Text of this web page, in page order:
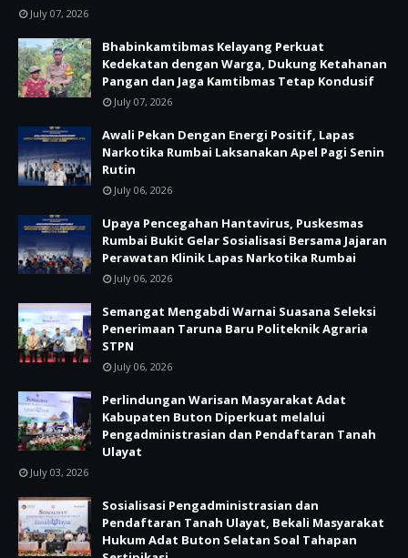
July 07, 2026
Bhabinkamtibmas Kelayang Perkuat
Kedekatan dengan Warga, Dukung Ketahanan
Pangan dan Jaga Kamtibmas Tetap Kondusif
July 07, 2026
Awali Pekan Dengan Energi Positif, Lapas
Narkotika Rumbai Laksanakan Apel Pagi Senin
Rutin
July 06, 2026
Upaya Pencegahan Hantavirus, Puskesmas
Rumbai Bukit Gelar Sosialisasi Bersama Jajaran
Perawatan Klinik Lapas Narkotika Rumbai
July 06, 2026
Semangat Mengabdi Warnai Suasana Seleksi
Penerimaan Taruna Baru Politeknik Agraria
STPN
July 06, 2026
Perlindungan Warisan Masyarakat Adat
Kabupaten Buton Diperkuat melalui
Pengadministrasian dan Pendaftaran Tanah
Ulayat
July 03, 2026
Sosialisasi Pengadministrasian dan
Pendaftaran Tanah Ulayat, Bekali Masyarakat
Hukum Adat Buton Selatan Soal Tahapan